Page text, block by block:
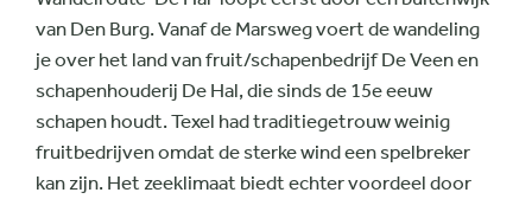
van Den Burg. Vanaf de Marswegvoert dewandeling
jeover het land van fruit/schapenbedrijf De Veen en
schapenhouderij De Hal, die sinds de 15e eeuw
schapen houdt.Texel had traditiegetrouw weinig
fruitbedrijven omdat de sterke wind een spelbreker
kan zijn. Het zeeklimaat biedt echter voordeel door